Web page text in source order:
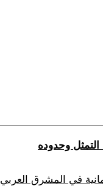
في المشرق العربي